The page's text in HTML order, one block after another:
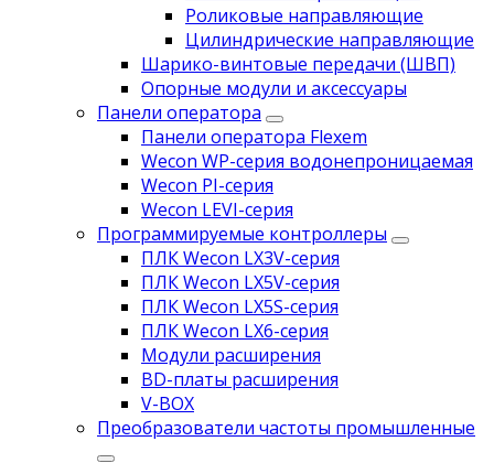
Роликовые направляющие
Цилиндрические направляющие
Шарико-винтовые передачи (ШВП)
Опорные модули и аксессуары
Панели оператора
Панели оператора Flexem
Wecon WP-серия водонепроницаемая
Wecon PI-серия
Wecon LEVI-серия
Программируемые контроллеры
ПЛК Wecon LX3V-серия
ПЛК Wecon LX5V-серия
ПЛК Wecon LX5S-серия
ПЛК Wecon LX6-серия
Модули расширения
BD-платы расширения
V-BOX
Преобразователи частоты промышленные